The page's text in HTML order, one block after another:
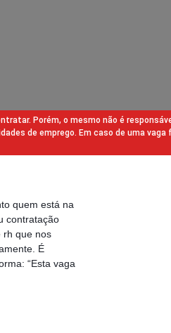
Porém, o mesmo não é
de emprego. Em caso de uma vaga
quem está na
contratação
rh que nos
É
“Esta vaga